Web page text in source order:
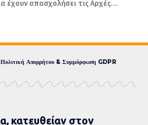
έχουν απασχολήσει τις Αρχές…
Πολιτική Απορρήτου & Συμμόρφωση GDPR
κατευθείαν στον